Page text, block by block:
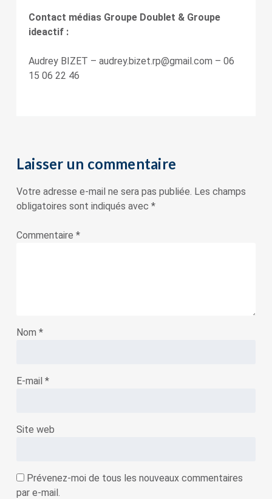
Contact médias Groupe Doublet & Groupe
ideactif :
Audrey BIZET – audrey.bizet.rp@gmail.com – 06
15 06 22 46
Laisser un commentaire
Votre adresse e-mail ne sera pas publiée. Les champs
obligatoires sont indiqués avec *
Commentaire *
Nom *
E-mail *
Site web
Prévenez-moi de tous les nouveaux commentaires
par e-mail.